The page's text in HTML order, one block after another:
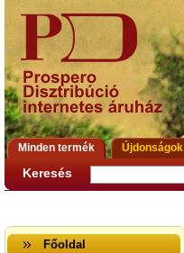
Minden termék Újdonságok
Keresés
Főoldal